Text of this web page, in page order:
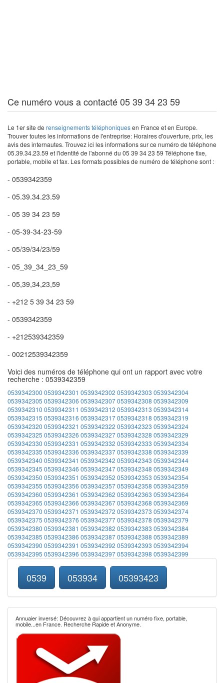
Ce numéro vous a contacté 05 39 34 23 59
Le 1er site de renseignements téléphoniquesen France et en Europe.
Trouver toutes les informations de l'entreprise: Horaires d'ouverture, prix, les
avis des internautes. Trouvez ici les informations sur ce numéro de téléphone
05.39.34.23.59 et l'identité de l'abonné du 05 39 34 23 59 Téléphone fixe,
portable, mobile et fax. Les formats possibles de numéro de téléphone sont :
- 0539342359
- 05.39.34.23.59
- 05 39 34 23 59
- 05-39-34-23-59
- 05/39/34/23/59
- 05_39_34_23_59
- 05,39,34,23,59
- +212 5 39 34 23 59
- 0539342359
- +212539342359
- 00212539342359
Voici des numéros de téléphone qui ont un rapport avec votre
recherche : 0539342359
0539342300 0539342301 0539342302 0539342303 0539342304
0539342305 0539342306 05393423070539342308 0539342309
0539342310 0539342311 0539342312 0539342313 0539342314
0539342315 0539342316 05393423170539342318 0539342319
0539342320 0539342321 0539342322 0539342323 0539342324
0539342325 0539342326 05393423270539342328 0539342329
0539342330 0539342331 0539342332 0539342333 0539342334
0539342335 0539342336 05393423370539342338 0539342339
0539342340 0539342341 0539342342 0539342343 0539342344
0539342345 0539342346 05393423470539342348 0539342349
0539342350 0539342351 0539342352 0539342353 0539342354
0539342355 0539342356 05393423570539342358 0539342359
0539342360 0539342361 0539342362 0539342363 0539342364
0539342365 0539342366 05393423670539342368 0539342369
0539342370 0539342371 0539342372 0539342373 0539342374
0539342375 0539342376 05393423770539342378 0539342379
0539342380 0539342381 0539342382 0539342383 0539342384
0539342385 0539342386 05393423870539342388 0539342389
0539342390 0539342391 0539342392 0539342393 0539342394
0539342395 0539342396 05393423970539342398 0539342399
0539 053934 05393423
Annuaier inversé: Découvrez à qui appartient un numéro fixe, portable,
mobile...en France. Recherche Rapide et Anonyme.